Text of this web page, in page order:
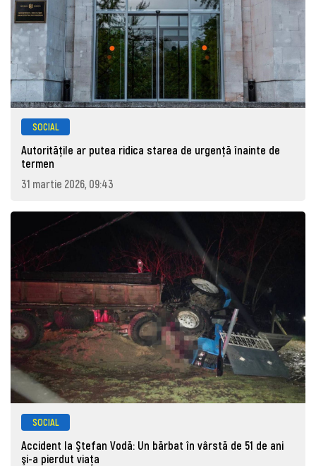
SOCIAL
Autoritățile ar putea ridica starea de urgență înainte de
termen
31 martie 2026, 09:43
SOCIAL
Accident la Ştefan Vodă: Un bărbat în vârstă de 51 de ani
şi-a pierdut viaţa